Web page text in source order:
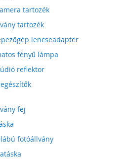
tartozék
tartozék
lencseadapter
fényű lámpa
reflektor
fej
fotóállvány